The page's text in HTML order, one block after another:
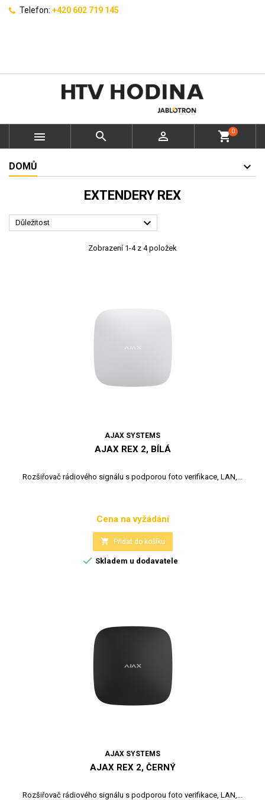
Telefon: +420 602 719 145
   shopping_cart0
DOMŮ
EXTENDERY REX
Důležitost 
Zobrazení 1-4 z 4 položek
AJAX SYSTEMS
AJAX REX 2, BÍLÁ
Rozšiřovač rádiového signálu s podporou foto verifikace, LAN,...
Cena
Cena na vyžádání
 Přidat do košíku
 Skladem u dodavatele
AJAX SYSTEMS
AJAX REX 2, ČERNÝ
Rozšiřovač rádiového signálu s podporou foto verifikace, LAN,...